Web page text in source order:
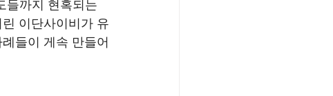
들까지 현혹되는
이단사이비가 유
들이 게속 만들어